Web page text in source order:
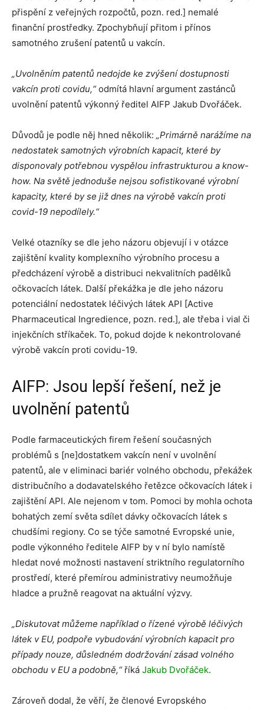
přispění z veřejných rozpočtů, pozn. red.] nemalé
finanční prostředky. Zpochybňují přitom i přínos
samotného zrušení patentů u vakcín.
„Uvolněním patentů nedojde ke zvýšení dostupnosti
vakcín proti covidu,“odmítá hlavní argument zastánců
uvolnění patentů výkonný ředitel AIFP Jakub Dvořáček.
Důvodů je podle něj hned několik: „Primárně narážíme na
nedostatek samotných výrobních kapacit, které by
disponovaly potřebnou vyspělou infrastrukturou a know-
how. Na světě jednoduše nejsou sofistikované výrobní
kapacity, které by se již dnes na výrobě vakcín proti
covid-19 nepodílely.“
Velké otazníky se dle jeho názoru objevují i v otázce
zajištění kvality komplexního výrobního procesu a
předcházení výrobě a distribuci nekvalitních padělků
očkovacích látek. Další překážka je dle jeho názoru
potenciální nedostatek léčivých látek API [Active
Pharmaceutical Ingredience, pozn. red.], ale třeba i vial či
injekčních stříkaček. To, pokud dojde k nekontrolované
výrobě vakcín proti covidu-19.
AIFP: Jsou lepší řešení, než je
uvolnění patentů
Podle farmaceutických firem řešení současných
problémů s [ne]dostatkem vakcín není v uvolnění
patentů, ale v eliminaci bariér volného obchodu, překážek
distribučního a dodavatelského řetězce očkovacích látek i
zajištění API. Ale nejenom v tom. Pomoci by mohla ochota
bohatých zemí světa sdílet dávky očkovacích látek s
chudšími regiony. Co se týče samotné Evropské unie,
podle výkonného ředitele AIFP by v ní bylo namístě
hledat nové možnosti nastavení striktního regulatorního
prostředí, které přemírou administrativy neumožňuje
hladce a pružně reagovat na aktuální výzvy.
„Diskutovat můžeme například o řízené výrobě léčivých
látek v EU, podpoře vybudování výrobních kapacit pro
případy nouze, důsledném dodržování zásad volného
obchodu v EU a podobně,“říká Jakub Dvořáček.
Zároveň dodal, že věří, že členové Evropského